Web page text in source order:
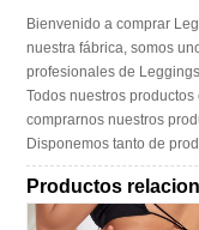
Bienvenido a comprar
nuestra fábrica, somos
profesionales de
Todos nuestros
comprarnos nuestros
Disponemos tanto de
Productos